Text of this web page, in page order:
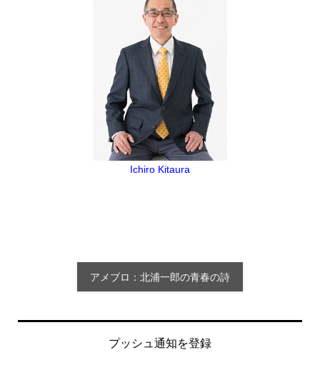
Ichiro Kitaura
アメブロ：北浦一郎の青春の詩
プッシュ通知を登録